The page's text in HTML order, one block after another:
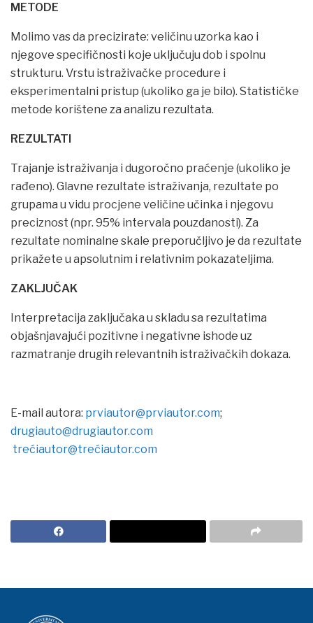
METODE
Molimo vas da precizirate: veličinu uzorka kao i
njegove specifičnosti koje uključuju dob i spolnu
strukturu. Vrstu istraživačke procedure i
eksperimentalni pristup (ukoliko ga je bilo). Statističke
metode korištene za analizu rezultata.
REZULTATI
Trajanje istraživanja i dugoročno praćenje (ukoliko je
rađeno). Glavne rezultate istraživanja, rezultate po
grupama u vidu procjene veličine učinka i njegovu
preciznost (npr. 95% intervala pouzdanosti). Za
rezultate nominalne skale preporučljivo je da rezultate
prikažete u apsolutnim i relativnim pokazateljima.
ZAKLJUČAK
Interpretacija zaključaka u skladu sa rezultatima
objašnjavajući pozitivne i negativne ishode uz
razmatranje drugih relevantnih istraživačkih dokaza.
E-mail autora: prviautor@prviautor.com;
drugiauto@drugiautor.com
trećiautor@trećiautor.com